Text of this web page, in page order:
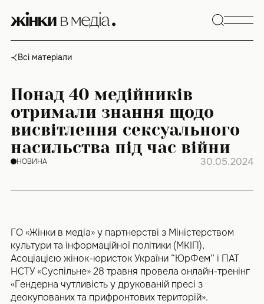
content
Всі матеріали
Понад 40 медійників
отримали знання щодо
висвітлення сексуального
насильства під час війни
НОВИНА 30.05.2024
ГО «Жінки в медіа» у партнерстві з Міністерством
культури та інформаційної політики (МКІП),
Асоціацією жінок-юристок України “ЮрФем” і ПАТ
НСТУ «Суспільне» 28 травня провела онлайн-тренінг
«Гендерна чутливість у друкованій пресі з
деокупованих та прифронтових територій».